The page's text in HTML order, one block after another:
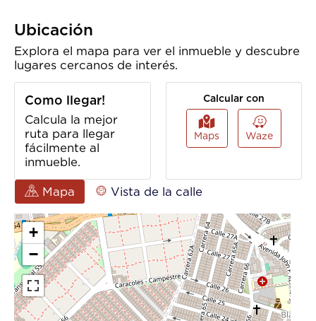
Centros Comerciales
Portería /
Recepción
Cerrada
Zonas Verdes
Agua
Electricidad
Ascensor
Vigilancia
Baño Auxiliar
Suelo De Cerámica /
Mármol
Acceso
Pavimentado
Cerca Zona Urbana
Zona Infantil
Áreas Turísticas
Balcón
Amoblado
Garaje
Playas
Baño En Habitación
Principal
Doble Ventana
Habitación Servicio
Área Social
Ubicación
Explora el mapa para ver el inmueble y descubre
lugares cercanos de interés.
Como llegar!
Calcula la mejor
ruta para llegar
fácilmente al
inmueble.
Calcular con
Maps Waze
Mapa Vista de la calle